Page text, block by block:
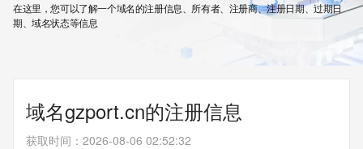
在这里，您可以了解一个域名的注册信息、所有者、注册商、注册日期、过期日
期、域名状态等信息
域名gzport.cn的注册信息
获取时间 ： 2026-08-06 02:52:32